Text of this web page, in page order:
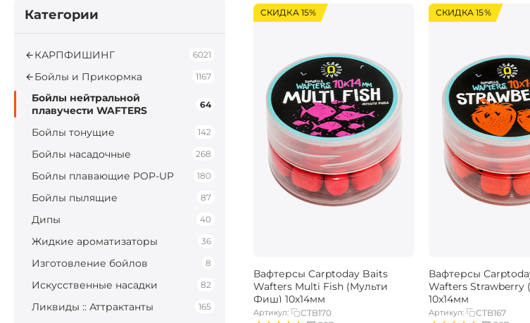
СКИДКА 15%
Вафтерсы Carptoday Baits
Wafters Multi Fish (Мульти
Фиш) 10х14мм
Артикул:
CTB170
СКИДКА 15%
Вафтерсы
Wafters Strawberry
10х14мм
Артикул:
CTB167
Категории
КАРПФИШИНГ 6021
Бойлы и Прикормка 1167
Бойлы нейтральной
плавучести WAFTERS
64
Бойлы тонущие 142
Бойлы насадочные 268
Бойлы плавающие POP-UP 180
Бойлы пылящие 87
Дипы 40
Жидкие ароматизаторы 36
Изготовление бойлов 8
Искусственные насадки 82
Ликвиды :: Аттрактанты 165